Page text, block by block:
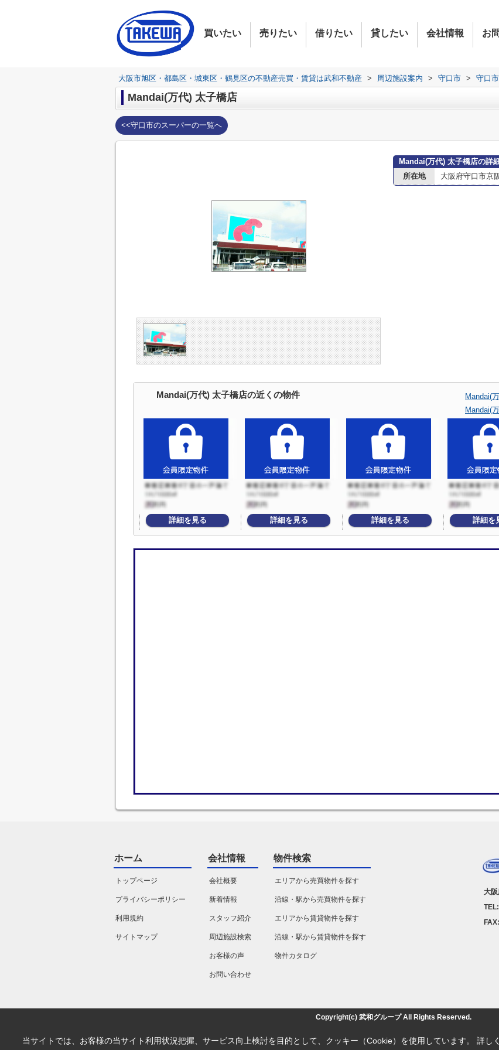
買いたい 売りたい 借りたい 貸したい 会社情報 お
大阪市旭区・都島区・城東区・鶴見区の不動産売買・賃貸は武和不動産 > 周辺施設案内 > 守口市 > 守口
Mandai(万代) 太子橋店
<<守口市のスーパーの一覧へ
Mandai(万代) 太子橋店の詳
所在地
大阪府守口市京
Mandai(万代) 太子橋店の近くの物件
Mandai(
Mandai(
詳細を見る 詳細を見る 詳細を見る 詳細を
ホーム
トップページ
プライバシーポリシー
利用規約
サイトマップ
会社情報
会社概要
新着情報
スタッフ紹介
周辺施設検索
お客様の声
お問い合わせ
物件検索
エリアから売買物件を探す
沿線・駅から売買物件を探す
エリアから賃貸物件を探す
沿線・駅から賃貸物件を探す
物件カタログ
大
Copyright(c) 武和グループ All Rights Reserved.
当サイトでは、お客様の当サイト利用状況把握、サービス向上検討を目的として、クッキー（Cookie）を使用しています。 詳し